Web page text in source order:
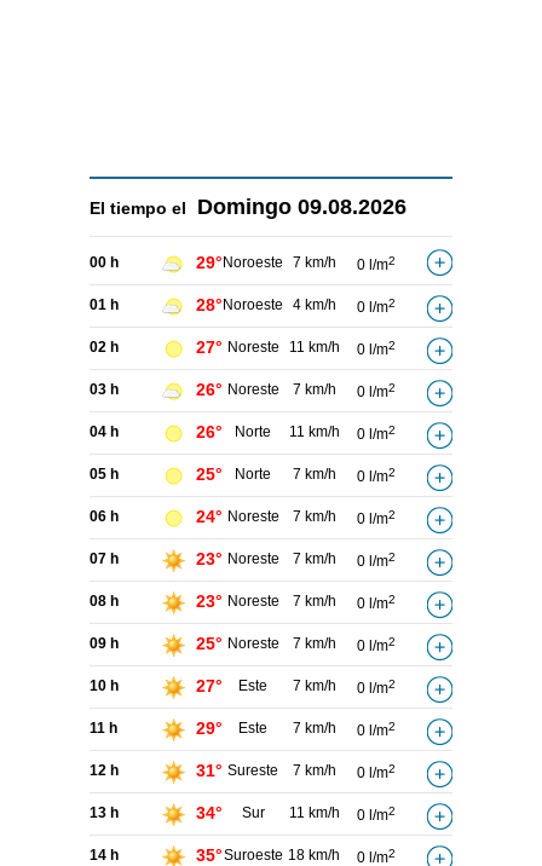
El tiempo el Domingo 09.08.2026
00 h 29° Noroeste 7 km/h 0 l/m2
01 h 28° Noroeste 4 km/h 0 l/m2
02 h 27° Noreste 11 km/h 0 l/m2
03 h 26° Noreste 7 km/h 0 l/m2
04 h 26° Norte 11 km/h 0 l/m2
05 h 25° Norte 7 km/h 0 l/m2
06 h 24° Noreste 7 km/h 0 l/m2
07 h 23° Noreste 7 km/h 0 l/m2
08 h 23° Noreste 7 km/h 0 l/m2
09 h 25° Noreste 7 km/h 0 l/m2
10 h 27° Este 7 km/h 0 l/m2
11 h 29° Este 7 km/h 0 l/m2
12 h 31° Sureste 7 km/h 0 l/m2
13 h 34° Sur 11 km/h 0 l/m2
14 h 35°Suroeste 18 km/h 0 l/m2